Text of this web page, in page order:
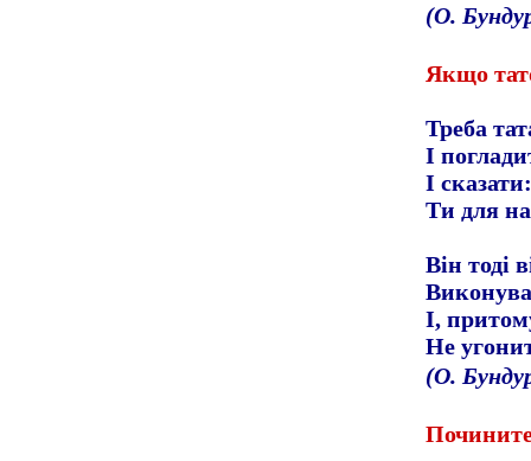
(О.
Якщо
Треба
І
І
Ти для
Він тоді
І,
Не
(О.